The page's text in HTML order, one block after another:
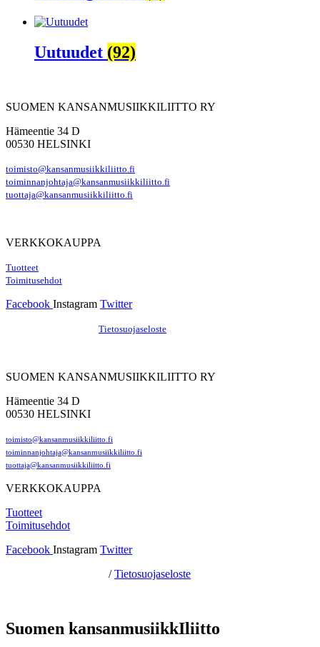
Uutuudet (92)
SUOMEN KANSANMUSIIKKILIITTO RY
Hämeentie 34 D
00530 HELSINKI
toimisto@kansanmusiikkiliitto.fi
toiminnanjohtaja@kansanmusiikkiliitto.fi
tuottaja@kansanmusiikkiliitto.fi
VERKKOKAUPPA
Tuotteet
Toimitusehdot
Facebook Instagram Twitter
Tietosuojaseloste
SUOMEN KANSANMUSIIKKILIITTO RY
Hämeentie 34 D
00530 HELSINKI
toimisto@kansanmusiikkiliitto.fi
toiminnanjohtaja@kansanmusiikkiliitto.fi
tuottaja@kansanmusiikkiliitto.fi
VERKKOKAUPPA
Tuotteet
Toimitusehdot
Facebook Instagram Twitter
/Tietosuojaseloste
Suomen kansanmusiikkIliitto